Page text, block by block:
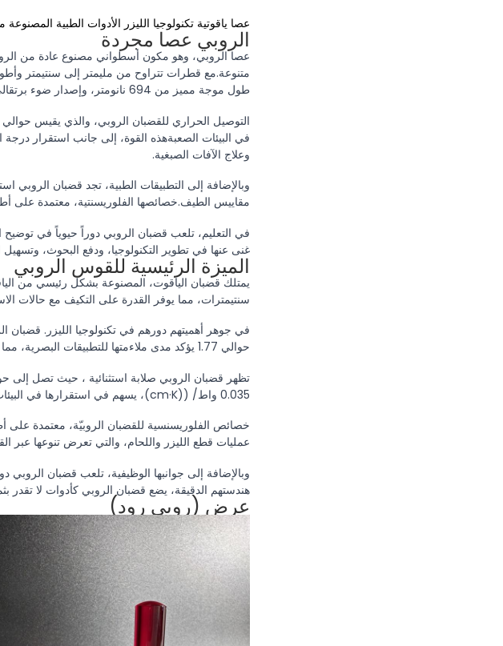
عصا ياقوتية تكنولوجيا الليزر الأدوات الطبية المصنوعة من
الروبي عصا مجردة
عصا الروبي، وهو مكون أسطواني مصنوع عادة من
متنوعة.مع قطرات تتراوح من مليمتر إلى سنتيمتر
طول موجة مميز من 694 نانومتر، وإصدار ضوء برتقالي أحمر نابض بالحياة.مؤشر انكسارهم، حوالي 1.77، يظهر مدى ملاءمتها للتطبيقات البصرية.
في البيئات الصعبةهذه القوة، إلى جانب استقرار
وعلاج الآفات الصبغية.
وبالإضافة إلى التطبيقات الطبية، تجد قضبان الروبي
مقاييس الطيف.خصائصها الفلوريسنتية، معتمدة على
في التعليم، تلعب قضبان الروبي دوراً حيوياً في توضيح
غنى عنها في تطوير التكنولوجيا، ودفع البحوث،
الميزة الرئيسية للقوس الروبي
يمتلك قضبان الياقوت، المصنوعة بشكل رئيسي من
سنتيمترات، مما يوفر القدرة على التكيف مع حالات
في جوهر أهميتهم دورهم في تكنولوجيا الليزر. قضبان
حوالي 1.77 يؤكد مدى ملاءمتها للتطبيقات البصرية، مما يضمن انتشار الضوء بكفاءة.
0.035 واط/ ((cm·K)، يسهم في استقرارها في البيئات الحرارية الصعبة، مما يجعلها جزءا لا يتجزأ من الأجهزة الجمالية الطبية مثل أدوات إزالة الوشم بالليزر.
خصائص الفلوريسنسية للقضبان الروبيّة، معتمدة على
عمليات قطع الليزر واللحام، والتي تعرض تنوعها عبر
وبالإضافة إلى جوانبها الوظيفية، تلعب قضبان
هندستهم الدقيقة، يضع قضبان الروبي كأدوات لا تقدر
عرض (روبي رود)